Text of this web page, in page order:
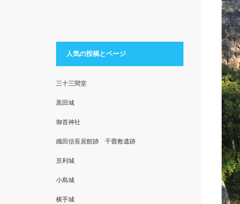
人気の投稿とページ
三十三間堂
黒田城
御首神社
織田信長居館跡 千畳敷遺跡
亘利城
小島城
横手城